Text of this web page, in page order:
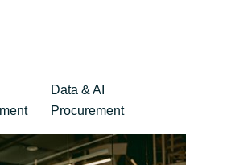
Denmark
Estonia
Data & AI
Procurement